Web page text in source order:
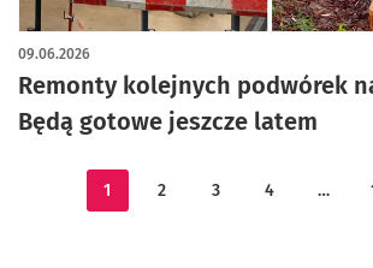
Remonty kolejnych podwórek
Będą gotowe jeszcze latem
09.06.2026
artykuł z galerią zdjęć
1 2 3 4 …